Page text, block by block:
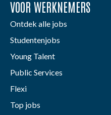
VOOR WERKNEMERS
Ontdek alle jobs
Studentenjobs
Young Talent
Public Services
Flexi
Top jobs